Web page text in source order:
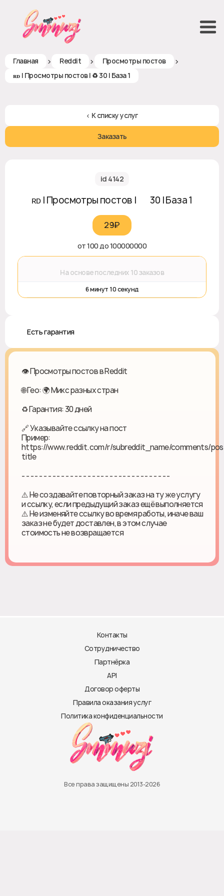
Главная > Reddit > Просмотры постов >
ʀᴅ | Просмотры постов | ♻ 30 | База 1
< К списку услуг
Заказать
id 4142
ʀᴅ | Просмотры постов | ♻ 30 | База 1
29₽‎
от 100 до 100000000
На основе последних 10 заказов
6 минут 10 секунд
♻️ Есть гарантия
👁️ Просмотры постов в Reddit
🌐 Гео: 🌍 Микс разных стран
♻ Гарантия: 30 дней
🔗 Указывайте ссылку на пост
Пример:
https://www.reddit.com/r/subreddit_name/comments/
title
- - - - - - - - - - - - - - - - - - - - - - - - - - - - - - - - - -
⚠️ Не создавайте повторный заказ на ту же услугу
и ссылку, если предыдущий заказ ещё выполняется
⚠️ Не изменяйте ссылку во время работы, иначе ваш
заказ не будет доставлен, в этом случае
стоимость не возвращается
Контакты
Сотрудничество
Партнёрка
API
Договор оферты
Правила оказания услуг
Политика конфиденциальности
Все права защищены 2013-2026